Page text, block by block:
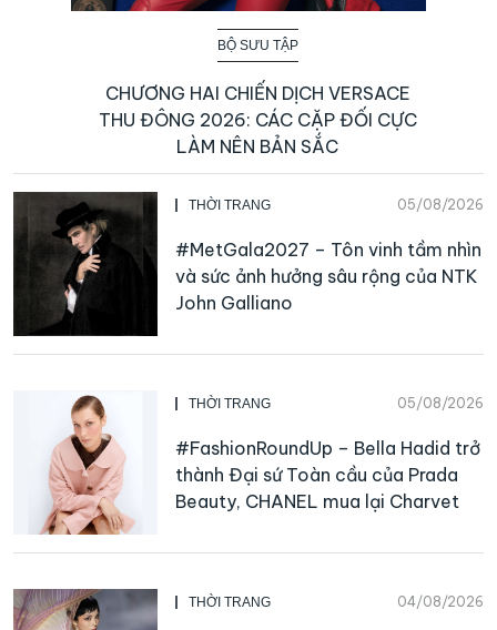
BỘ SƯU TẬP
CHƯƠNG HAI CHIẾN DỊCH VERSACE
THU ĐÔNG 2026: CÁC CẶP ĐỐI CỰC
LÀM NÊN BẢN SẮC
THỜI TRANG 05/08/2026
#MetGala2027 – Tôn vinh tầm nhìn
và sức ảnh hưởng sâu rộng của NTK
John Galliano
THỜI TRANG 05/08/2026
#FashionRoundUp – Bella Hadid trở
thành Đại sứ Toàn cầu của Prada
Beauty, CHANEL mua lại Charvet
THỜI TRANG 04/08/2026